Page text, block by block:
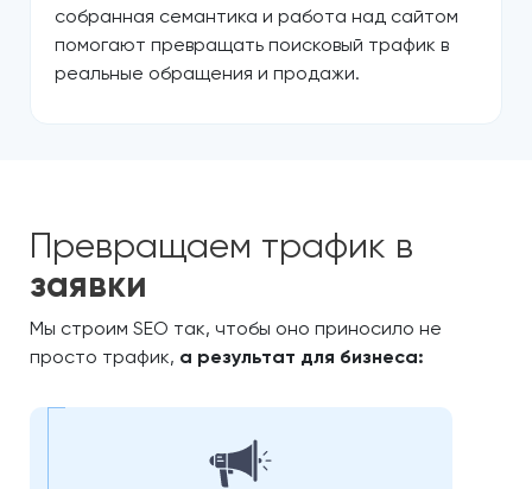
собранная семантика и работа над сайтом
помогают превращать поисковый трафик в
реальные обращения и продажи.
Превращаем трафик в
заявки
Мы строим SEO так, чтобы оно приносило не
просто трафик, а результат для бизнеса: